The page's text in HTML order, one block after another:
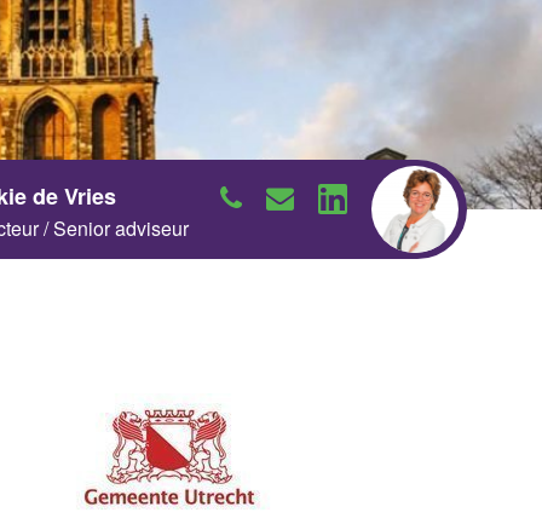
Neem contact op
Neem contact op
Neem contact op
de Vries
/ Senior adviseur